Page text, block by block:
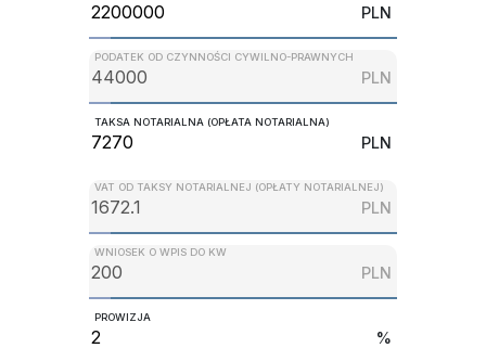
PLN
PODATEK OD CZYNNOŚCI CYWILNO-PRAWNYCH
PLN
TAKSA NOTARIALNA (OPŁATA NOTARIALNA)
PLN
VAT OD TAKSY NOTARIALNEJ (OPŁATY NOTARIALNEJ)
PLN
WNIOSEK O WPIS DO KW
PLN
PROWIZJA
%